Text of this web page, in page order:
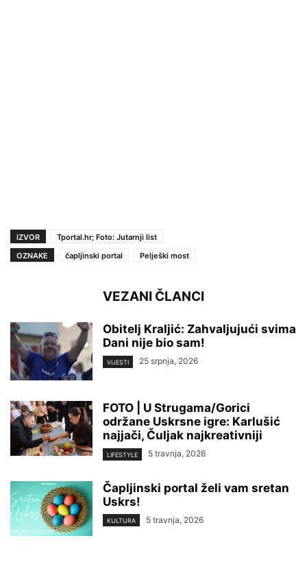
IZVOR
Tportal.hr; Foto: Jutarnji list
OZNAKE
čapljinski portal Pelješki most
VEZANI ČLANCI
Obitelj Kraljić: Zahvaljujući svima
Dani nije bio sam!
VIJESTI 25 srpnja, 2026
FOTO | U Strugama/Gorici
održane Uskrsne igre: Karlušić
najjači, Čuljak najkreativniji
LIFESTYLE 5 travnja, 2026
Čapljinski portal želi vam sretan
Uskrs!
KULTURA 5 travnja, 2026